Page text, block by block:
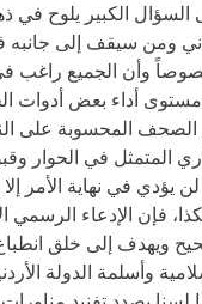
السؤال الكبير يلوح في
ومن سيقف إلى
وأن الجميع راغب
مستوى أداء بعض أدوات
المحسوبة على
المتمثل في الحوار
لن يؤدي في نهاية
فإن الإدعاء الرسمي
ويهدف إلى خلق
وأسلمة الدولة